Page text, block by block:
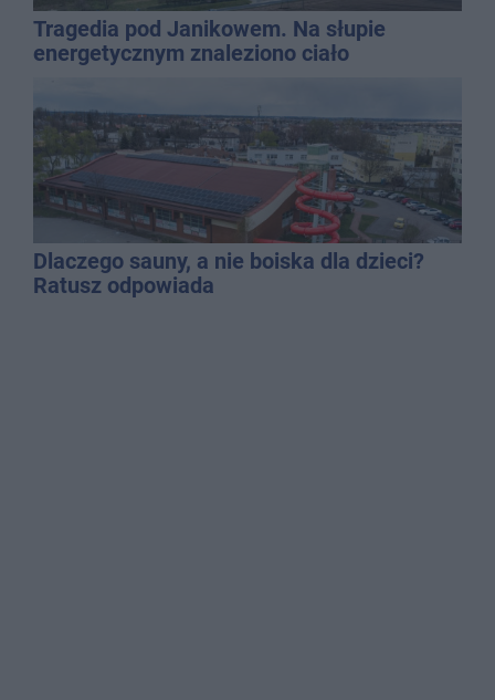
Tragedia pod Janikowem. Na słupie
energetycznym znaleziono ciało
Dlaczego sauny, a nie boiska dla dzieci?
Ratusz odpowiada